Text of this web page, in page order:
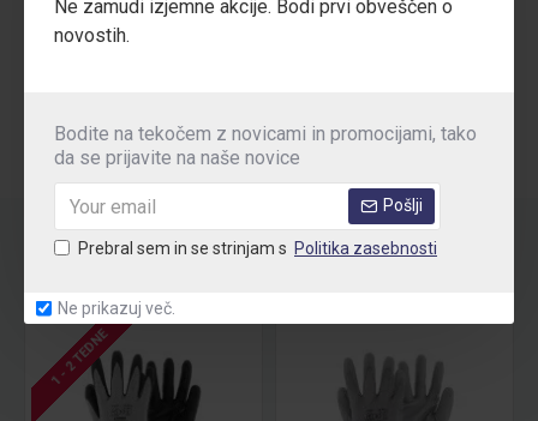
Ne zamudi izjemne akcije. Bodi prvi obveščen o
novostih.
Bodite na tekočem z novicami in promocijami, tako
da se prijavite na naše novice
Pošlji
Prebral sem in se strinjam s Politika zasebnosti
Ne prikazuj več.
POVEZANI
1 - 2 TEDNE